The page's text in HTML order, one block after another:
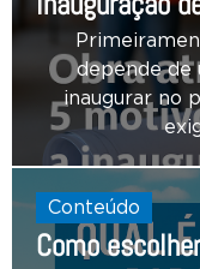
depende de
inaugurar no
Conteúdo
Como